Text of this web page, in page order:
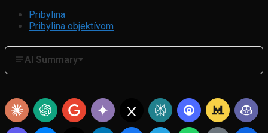
Pribylina
Pribylina objektívom
AI Summary